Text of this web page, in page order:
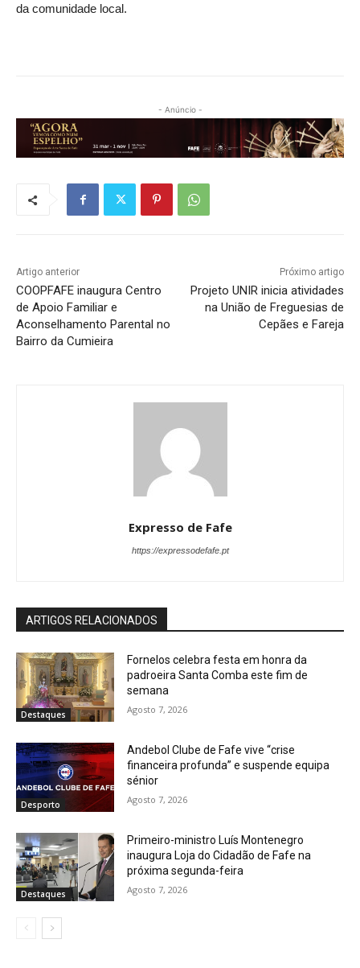
da comunidade local.
- Anúncio -
Artigo anterior
COOPFAFE inaugura Centro
de Apoio Familiar e
Aconselhamento Parental no
Bairro da Cumieira
Próximo artigo
Projeto UNIR inicia atividades
na União de Freguesias de
Cepães e Fareja
Expresso de Fafe
https://expressodefafe.pt
ARTIGOS RELACIONADOS
Destaques
Fornelos celebra festa em honra da
padroeira Santa Comba este fim de
semana
Agosto 7, 2026
Desporto
Andebol Clube de Fafe vive “crise
financeira profunda” e suspende equipa
sénior
Agosto 7, 2026
Destaques
Primeiro-ministro Luís Montenegro
inaugura Loja do Cidadão de Fafe na
próxima segunda-feira
Agosto 7, 2026